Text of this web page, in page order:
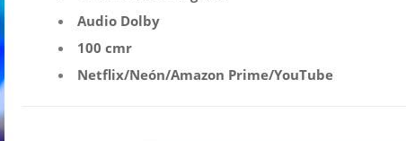
Audio Dolby
100 cmr
Netflix/Neón/Amazon Prime/YouTube